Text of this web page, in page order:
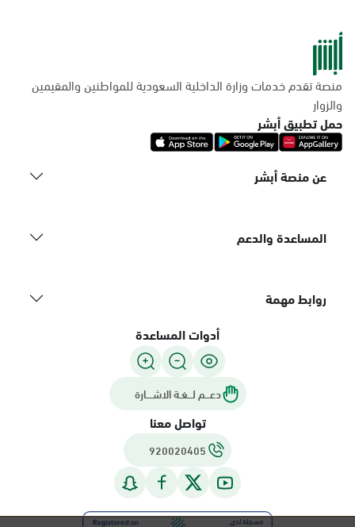
منصة تقدم خدمات وزارة الداخلية السعودية للمواطنين والمقيمين
والزوار
حمل تطبيق أبشر
عن منصة أبشر
المساعدة والدعم
روابط مهمة
أدوات المساعدة
دعـــم لـــغـة الاشــــارة
تواصل معنا
920020405